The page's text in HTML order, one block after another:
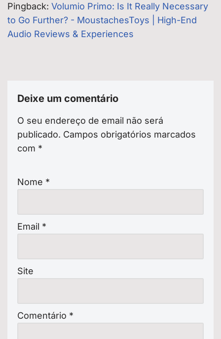
Pingback: Volumio Primo: Is It Really Necessary
to Go Further? - MoustachesToys | High-End
Audio Reviews & Experiences
Deixe um comentário
O seu endereço de email não será
publicado. Campos obrigatórios marcados
com *
Nome *
Email *
Site
Comentário *